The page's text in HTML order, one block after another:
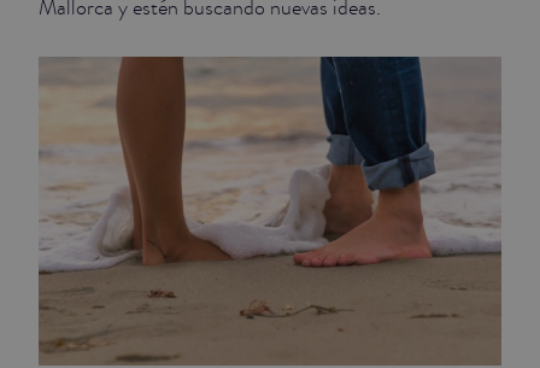
Mallorca y estén buscando nuevas ideas.